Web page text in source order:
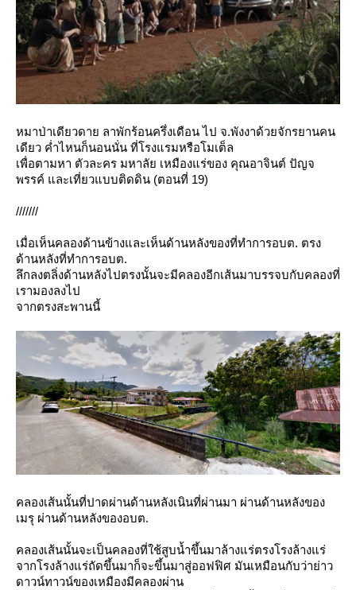
หมาป่าเดียวดาย ลาพักร้อนครึ่งเดือน ไป จ.พังงาด้วยจักรยานคน
เดียว ค่ำไหนก็นอนนั่น ที่โรงแรมหรือโมเต็ล
เพื่อตามหา ตัวละคร มหาลัย เหมืองแร่ของ คุณอาจินต์ ปัญจ
พรรค์ และเที่ยวแบบติดดิน (ตอนที่ 19)
///////
เมื่อเห็นคลองด้านข้างและเห็นด้านหลังของที่ทำการอบต. ตรง
ด้านหลังที่ทำการอบต.
ลึกลงตลิ่งด้านหลังไปตรงนั้นจะมีคลองอีกเส้นมาบรรจบกับคลองที่
เรามองลงไป
จากตรงสะพานนี้
คลองเส้นนั้นที่ปาดผ่านด้านหลังเนินที่ผ่านมา ผ่านด้านหลังของ
เมรุ ผ่านด้านหลังของอบต.
คลองเส้นนั้นจะเป็นคลองที่ใช้สูบน้ำขึ้นมาล้างแร่ตรงโรงล้างแร่
จากโรงล้างแร่ถัดขึ้นมาก็จะขึ้นมาสู่ออฟฟิศ มันเหมือนกับว่าย่าว
ดาวน์ทาวน์ของเหมืองมีคลองผ่าน